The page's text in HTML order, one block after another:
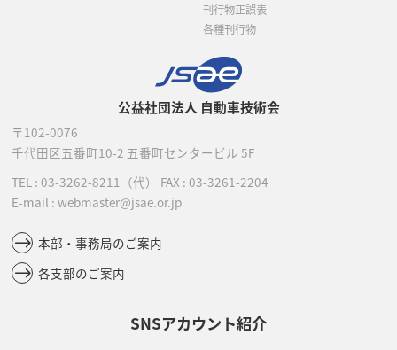
公益社団法人 自動車技術会
〒102-0076
千代田区五番町10-2 五番町センタービル 5F
TEL : 03-3262-8211 （代） FAX : 03-3261-2204
E-mail : webmaster@jsae.or.jp
本部・事務局のご案内
各支部のご案内
SNSアカウント紹介
刊行物正誤表
各種刊行物